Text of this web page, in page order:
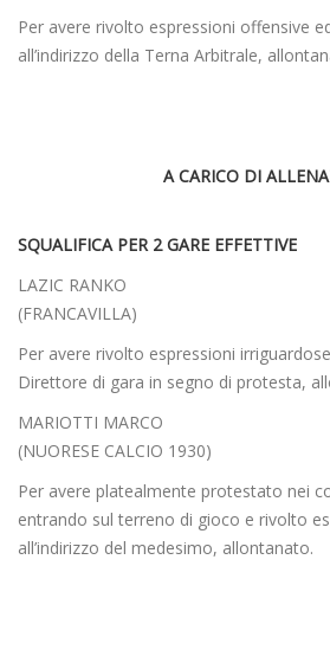
Per avere rivolto espressioni offensive
all’indirizzo della Terna Arbitrale,
A CARICO DI
SQUALIFICA PER 2 GARE EFFETTIVE
LAZIC RANKO
(FRANCAVILLA)
Per avere rivolto espressioni
Direttore di gara in segno di protesta,
MARIOTTI MARCO
(NUORESE CALCIO 1930)
Per avere platealmente protestato nei
entrando sul terreno di gioco e rivolto
all’indirizzo del medesimo, allontanato.